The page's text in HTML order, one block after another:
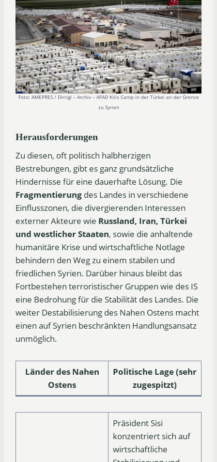
Foto: AMEPRES / Dirrigl – Archiv – AFAD Kilis Camp in der Türkei an der Grenze
zu Syrien
Herausforderungen
Zu diesen, oft politisch halbherzigen
Bestrebungen, gibt es ganz grundsätzliche
Hindernisse für eine dauerhafte Lösung. Die
Fragmentierung des Landes in verschiedene
Einflusszonen, die divergierenden Interessen
externer Akteure wie Russland, Iran, Türkei
und westlicher Staaten, sowie die anhaltende
humanitäre Krise und wirtschaftliche Notlage
behindern den Weg zu einem stabilen und
friedlichen Syrien. Darüber hinaus bleibt das
Fortbestehen terroristischer Gruppen wie des IS
eine Bedrohung für die Stabilität des Landes. Die
weiter Destabilisierung des Nahen Ostens macht
einen auf Syrien beschränkten Handlungsansatz
unmöglich.
Länder des Nahen
Ostens
Politische Lage(sehr
zugespitzt)
Präsident Sisi
konzentriert sich auf
wirtschaftliche